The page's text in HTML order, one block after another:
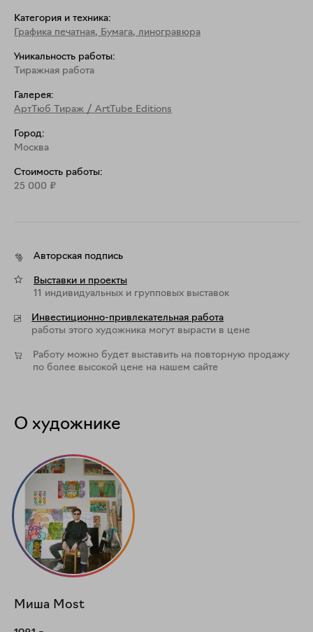
Категория и техника:
Графика печатная, Бумага, линогравюра
Уникальность работы:
Тиражная работа
Галерея:
АртТюб Тираж / ArtTube Editions
Город:
Москва
Стоимость работы:
25 000 ₽
Авторская подпись
Выставки и проекты
11 индивидуальных и групповых выставок
Инвестиционно-привлекательная работа
работы этого художника могут вырасти в цене
Работу можно будет выставить на повторную продажу
по более высокой цене на нашем сайте
О художнике
Миша Most